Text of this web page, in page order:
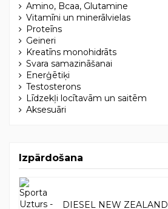
Amino, Bcaa, Glutamine
Vitamīni un minerālvielas
Proteīns
Geineri
Kreatīns monohidrāts
Svara samazināšanai
Enerģētiķi
Testosterons
Līdzekļi locītavām un saitēm
Aksesuāri
Izpārdošana
DIESEL NEW ZEALAND